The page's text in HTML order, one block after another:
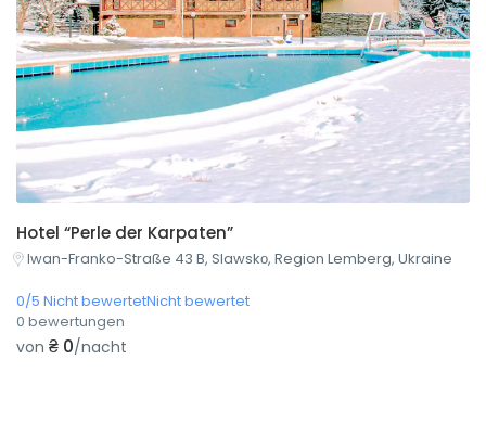
Hotel “Perle der Karpaten”
Iwan-Franko-Straße 43 B, Slawskо, Region Lemberg, Ukraine
0/5 Nicht bewertetNicht bewertet
0 bewertungen
von ₴ 0/nacht